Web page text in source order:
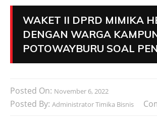
WAKET II DPRD MIMIKA
DENGAN WARGA
POTOWAYBURU SOAL
Posted On: November 6, 2022
Posted By: Administrator Timika Bisnis